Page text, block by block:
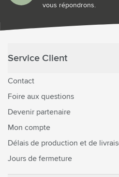
vous répondrons.
Service Client
Contact
Foire aux questions
Devenir partenaire
Mon compte
Délais de production et de
Jours de fermeture